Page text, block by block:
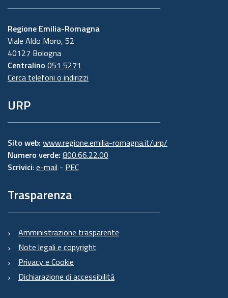
Regione Emilia-Romagna
Viale Aldo Moro, 52
40127 Bologna
Centralino 051 5271
Cerca telefoni o indirizzi
URP
Sito web: www.regione.emilia-romagna.it/urp/
Numero verde: 800.66.22.00
Scrivici: e-mail - PEC
Trasparenza
Amministrazione trasparente
Note legali e copyright
Privacy e Cookie
Dichiarazione di accessibilità